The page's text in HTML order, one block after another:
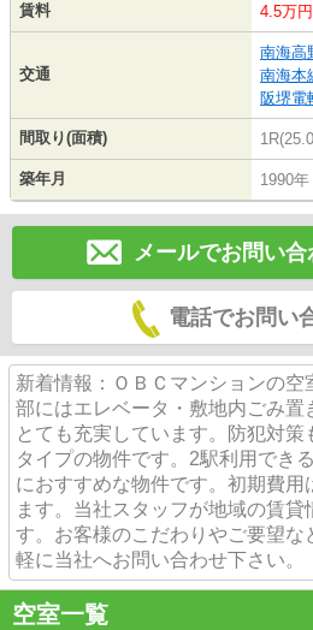
賃料 4.5万円
交通
南海高
南海本
阪堺電
間取り(面積)
築年月 1990
メールでお問い
電話でお問い
新着情報：ＯＢＣマンションの空
部にはエレベータ・敷地内ごみ置
とても充実しています。防犯対
タイプの物件です。2駅利用でき
におすすめな物件です。初期費用
ます。当社スタッフが地域の賃貸
す。お客様のこだわりやご要望な
軽に当社へお問い合わせ下さい。
空室一覧